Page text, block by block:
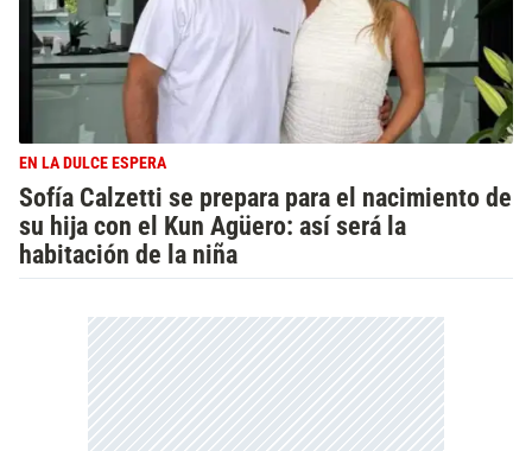
EN LA DULCE ESPERA
Sofía Calzetti se prepara para el nacimiento de
su hija con el Kun Agüero: así será la
habitación de la niña